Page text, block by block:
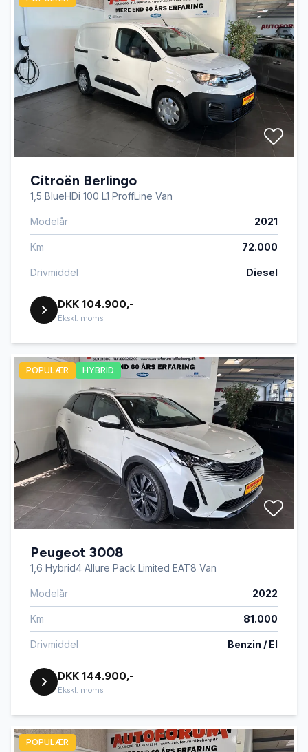
Citroën Berlingo
1,5 BlueHDi 100 L1 ProffLine Van
Modelår 2021
Km 72.000
Drivmiddel Diesel
DKK 104.900,-
Ekskl. moms
POPULÆR HYBRID
Peugeot 3008
1,6 Hybrid4 Allure Pack Limited EAT8 Van
Modelår 2022
Km 81.000
Drivmiddel Benzin / El
DKK 144.900,-
Ekskl. moms
POPULÆR